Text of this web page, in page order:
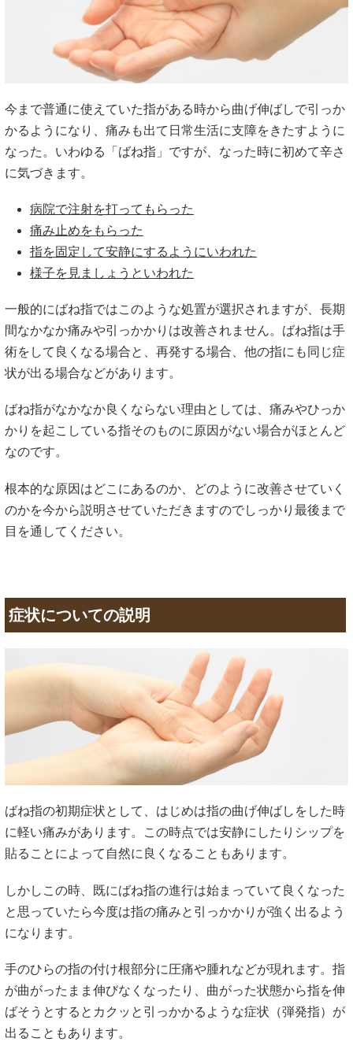
今まで普通に使えていた指がある時から曲げ伸ばしで引っか
かるようになり、痛みも出て日常生活に支障をきたすように
なった。いわゆる「ばね指」ですが、なった時に初めて辛さ
に気づきます。
病院で注射を打ってもらった
痛み止めをもらった
指を固定して安静にするようにいわれた
様子を見ましょうといわれた
一般的にばね指ではこのような処置が選択されますが、長期
間なかなか痛みや引っかかりは改善されません。ばね指は手
術をして良くなる場合と、再発する場合、他の指にも同じ症
状が出る場合などがあります。
ばね指がなかなか良くならない理由としては、痛みやひっか
かりを起こしている指そのものに原因がない場合がほとんど
なのです。
根本的な原因はどこにあるのか、どのように改善させていく
のかを今から説明させていただきますのでしっかり最後まで
目を通してください。
症状についての説明
ばね指の初期症状として、はじめは指の曲げ伸ばしをした時
に軽い痛みがあります。この時点では安静にしたりシップを
貼ることによって自然に良くなることもあります。
しかしこの時、既にばね指の進行は始まっていて良くなった
と思っていたら今度は指の痛みと引っかかりが強く出るよう
になります。
手のひらの指の付け根部分に圧痛や腫れなどが現れます。指
が曲がったまま伸びなくなったり、曲がった状態から指を伸
ばそうとするとカクッと引っかかるような症状（弾発指）が
出ることもあります。